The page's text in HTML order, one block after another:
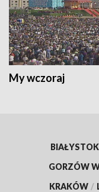
My wczoraj
BIAŁYSTOK
GORZÓW
KRAKÓW /